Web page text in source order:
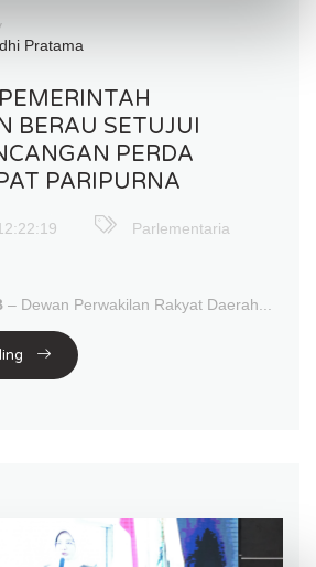
Pratama
BERAU SETUJUI
PERDA
PARIPURNA
Parlementaria
– Dewan Perwakilan Rakyat Daerah...